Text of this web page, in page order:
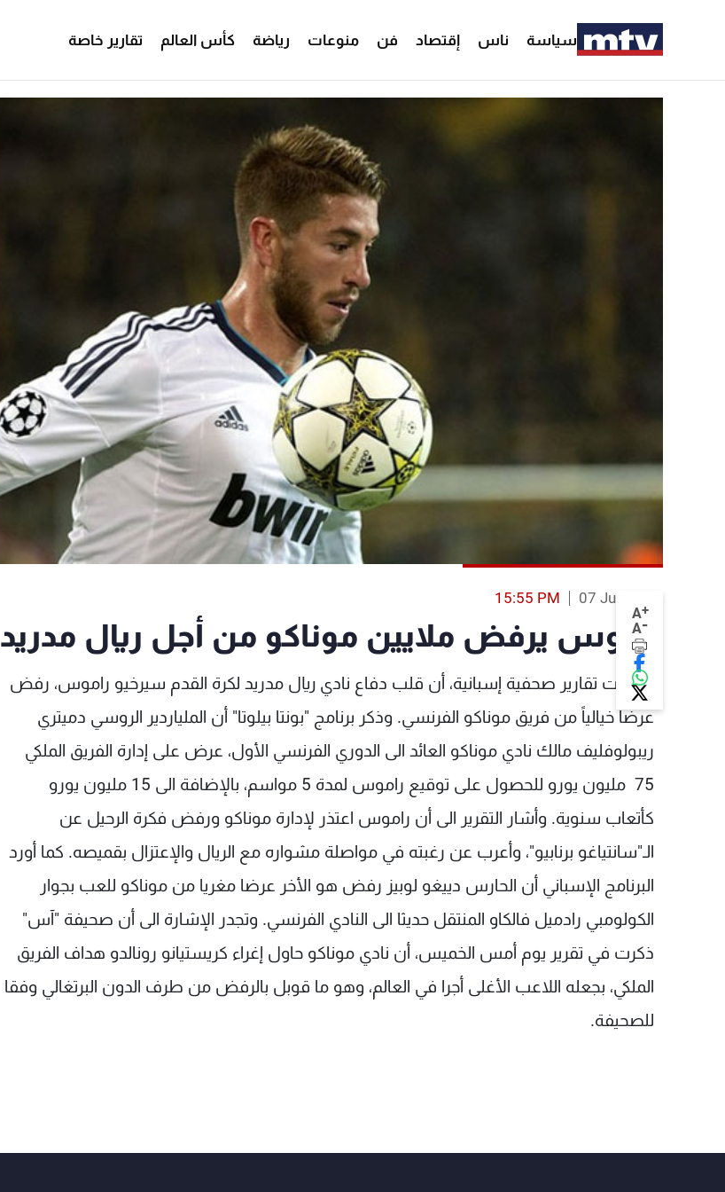
سياسة ناس إقتصاد فن منوعات رياضة كأس العالم تقارير خاصة
A+
A-
07 Jun 2013
15:55 PM
راموس يرفض ملايين موناكو من أجل ريال مدريد
كشفت تقارير صحفية إسبانية، أن قلب دفاع نادي ريال مدريد لكرة القدم سيرخيو راموس، رفض
عرضا خيالياً من فريق موناكو الفرنسي. وذكر برنامج "بونتا بيلوتا" أن الملياردير الروسي دميتري
ريبولوفليف مالك نادي موناكو العائد الى الدوري الفرنسي الأول، عرض على إدارة الفريق الملكي
75 مليون يورو للحصول على توقيع راموس لمدة 5 مواسم، بالإضافة الى 15 مليون يورو
كأتعاب سنوية. وأشار التقرير الى أن راموس اعتذر لإدارة موناكو ورفض فكرة الرحيل عن
الـ"سانتياغو برنابيو"، وأعرب عن رغبته في مواصلة مشواره مع الريال والإعتزال بقميصه. كما أورد
البرنامج الإسباني أن الحارس دييغو لوبيز رفض هو الأخر عرضا مغريا من موناكو للعب بجوار
الكولومبي رادميل فالكاو المنتقل حديثا الى النادي الفرنسي. وتجدر الإشارة الى أن صحيفة "آس"
ذكرت في تقرير يوم أمس الخميس، أن نادي موناكو حاول إغراء كريستيانو رونالدو هداف الفريق
الملكي، بجعله اللاعب الأغلى أجرا في العالم، وهو ما قوبل بالرفض من طرف الدون البرتغالي وفقا
للصحيفة.